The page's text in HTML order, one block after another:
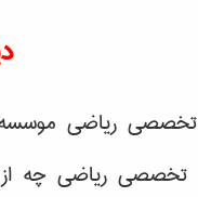
ریاضی موسسه
تخصصی ریاضی چه از